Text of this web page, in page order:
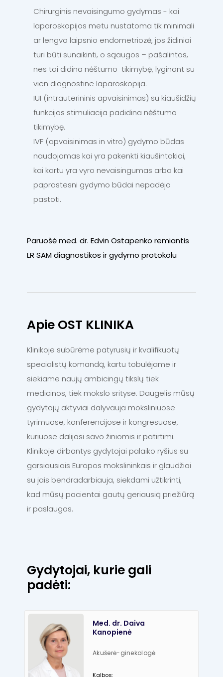
Chirurginis nevaisingumo gydymas - kai
laparoskopijos metu nustatoma tik minimali
ar lengvo laipsnio endometriozė, jos židiniai
turi būti sunaikinti, o sąaugos – pašalintos,
nes tai didina nėštumo tikimybę, lyginant su
vien diagnostine laparoskopija.
IUI (intrauterininis apvaisinimas) su kiaušidžių
funkcijos stimuliacija padidina nėštumo
tikimybę.
IVF (apvaisinimas in vitro) gydymo būdas
naudojamas kai yra pakenkti kiaušintakiai,
kai kartu yra vyro nevaisingumas arba kai
paprastesni gydymo būdai nepadėjo
pastoti.
Paruošė med. dr. Edvin Ostapenko remiantis
LR SAM diagnostikos ir gydymo protokolu
Apie OST KLINIKA
Klinikoje subūrėme patyrusių ir kvalifikuotų
specialistų komandą, kartu tobulėjame ir
siekiame naujų ambicingų tikslų tiek
medicinos, tiek mokslo srityse. Daugelis mūsų
gydytojų aktyviai dalyvauja moksliniuose
tyrimuose, konferencijose ir kongresuose,
kuriuose dalijasi savo žiniomis ir patirtimi.
Klinikoje dirbantys gydytojai palaiko ryšius su
garsiausiais Europos mokslininkais ir glaudžiai
su jais bendradarbiauja, siekdami užtikrinti,
kad mūsų pacientai gautų geriausią priežiūrą
ir paslaugas.
Gydytojai, kurie gali
padėti:
Med. dr. Daiva
Kanopienė
Akušerė-ginekologė
Kalbos: